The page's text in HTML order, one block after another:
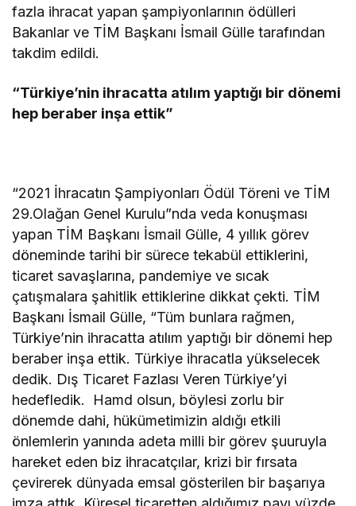
fazla ihracat yapan şampiyonlarının ödülleri
Bakanlar ve TİM Başkanı İsmail Gülle tarafından
takdim edildi.
“Türkiye’nin ihracatta atılım yaptığı bir dönemi
hep beraber inşa ettik”
“2021 İhracatın Şampiyonları Ödül Töreni ve TİM
29.Olağan Genel Kurulu”nda veda konuşması
yapan TİM Başkanı İsmail Gülle, 4 yıllık görev
döneminde tarihi bir sürece tekabül ettiklerini,
ticaret savaşlarına, pandemiye ve sıcak
çatışmalara şahitlik ettiklerine dikkat çekti. TİM
Başkanı İsmail Gülle, “Tüm bunlara rağmen,
Türkiye’nin ihracatta atılım yaptığı bir dönemi hep
beraber inşa ettik. Türkiye ihracatla yükselecek
dedik. Dış Ticaret Fazlası Veren Türkiye’yi
hedefledik. Hamd olsun, böylesi zorlu bir
dönemde dahi, hükümetimizin aldığı etkili
önlemlerin yanında adeta milli bir görev şuuruyla
hareket eden biz ihracatçılar, krizi bir fırsata
çevirerek dünyada emsal gösterilen bir başarıya